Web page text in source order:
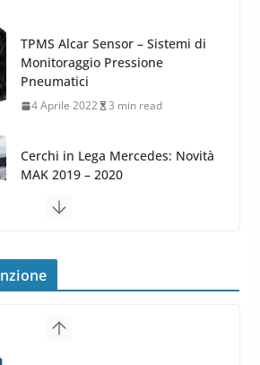
TPMS Alcar Sensor – Sistemi di
Monitoraggio Pressione
Pneumatici
4 Aprile 2022 3 min read
Cerchi in Lega Mercedes: Novità
MAK 2019 – 2020
16 Settembre 2019
24 Luglio 2019 1 min read